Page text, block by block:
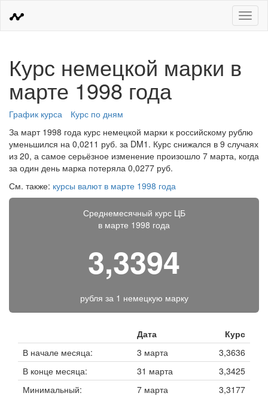
Меню
Курс немецкой марки в
марте 1998 года
График курса
Курс по дням
За март 1998 года курс немецкой марки к российскому рублю
уменьшился на 0,0211 руб. за DM1. Курс снижался в 9 случаях
из 20, а самое серьёзное изменение произошло 7 марта, когда
за один день марка потеряла 0,0277 руб.
См. также: курсы валют в марте 1998 года
Среднемесячный курс ЦБ
в марте 1998 года
3,3394
рубля за 1 немецкую марку
Дата
Курс
В начале месяца:
3 марта
3,3636
В конце месяца:
31 марта
3,3425
Минимальный:
7 марта
3,3177